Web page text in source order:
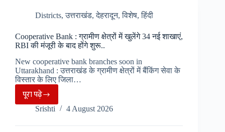
CID
के
आदेश,
विधायक
ने
की
थी
मांग..
Districts,उत्तराखंड,देहरादून,विशेष,हिंदी
Cooperative Bank : ग्रामीण क्षेत्रों में खुलेंगे 34 नई शाखाएं,
RBI की मंजूरी के बाद होंगे शुरू..
New cooperative bank branches soon in
Uttarakhand : उत्तराखंड के ग्रामीण क्षेत्रों में बैंकिंग सेवा के
विस्तार के लिए जिला…
पूरा पढ़ेCooperative
Bank
:
Srishti 4 August 2026